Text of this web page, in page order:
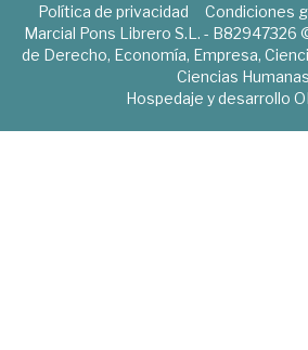
Política de privacidad Condiciones
Marcial Pons Librero S.L. - B82947326
de Derecho, Economía, Empresa,
Ciencias Humanas
Hospedaje y desarrollo